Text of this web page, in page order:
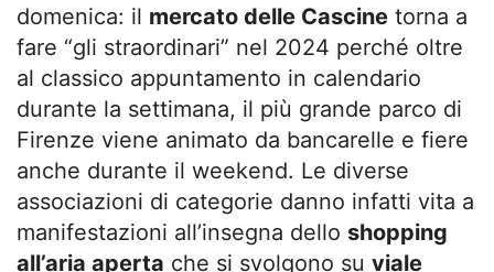
domenica: il mercato delle Cascine torna a
fare “gli straordinari” nel 2024 perché oltre
al classico appuntamento in calendario
durante la settimana, il più grande parco di
Firenze viene animato da bancarelle e fiere
anche durante il weekend. Le diverse
associazioni di categorie danno infatti vita a
manifestazioni all’insegna dello shopping
all’aria aperta che si svolgono su viale